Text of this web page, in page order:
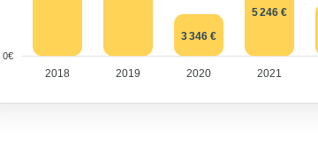
0€
3 346 €
5 246 €
2018 2019 2020 2021